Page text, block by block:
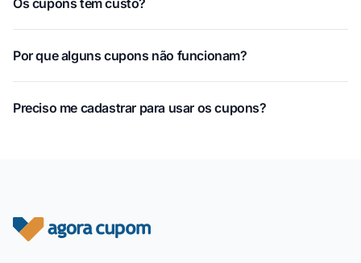
Por que alguns cupons não funcionam?
Preciso me cadastrar para usar os cupons?
Rodapé do site